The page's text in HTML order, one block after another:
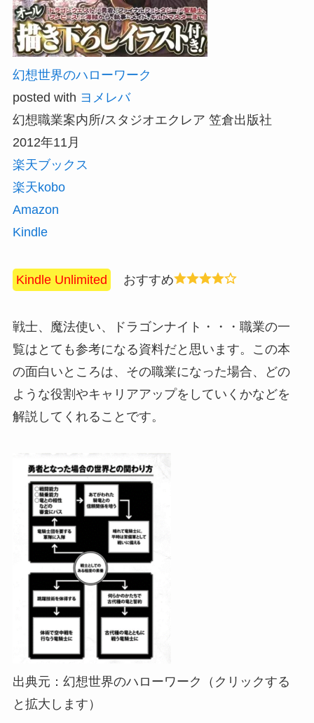
幻想世界のハローワーク
posted with ヨメレバ
幻想職業案内所/スタジオエクレア 笠倉出版社
2012年11月
楽天ブックス
楽天kobo
Amazon
Kindle
Kindle Unlimited おすすめ
戦士、魔法使い、ドラゴンナイト・・・職業の一
覧はとても参考になる資料だと思います。この本
の面白いところは、その職業になった場合、どの
ような役割やキャリアアップをしていくかなどを
解説してくれることです。
出典元：幻想世界のハローワーク（クリックする
と拡大します）